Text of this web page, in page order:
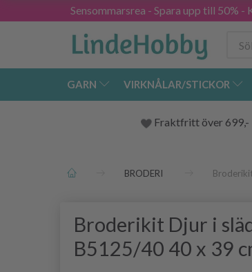
Sensommarsrea - Spara upp till 50% -
GARN VIRKNÅLAR/STICKOR
Fraktfritt över 699,-
BRODERI
Broderikit Djur i
B5125/40 40 x 39